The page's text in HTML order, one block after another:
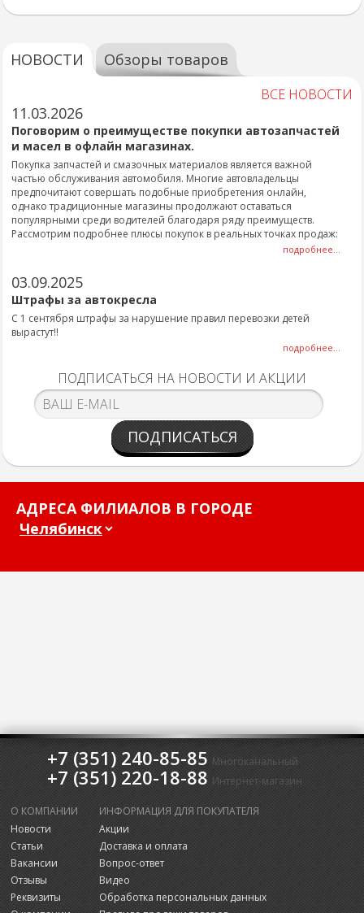
НОВОСТИ Обзоры товаров
ВСЕ НОВОСТИ
11.03.2026
Поговорим о преимуществе покупки автозапчастей
и масел в офлайн магазинах.
Покупка запчастей и смазочных материалов является важной
частью обслуживания автомобиля. Многие автовладельцы
предпочитают совершать подобные приобретения онлайн,
однако традиционные магазины продолжают оставаться
популярными среди водителей благодаря ряду преимуществ.
Рассмотрим подробнее плюсы покупок в реальных точках продаж:
подробнее...
03.09.2025
Штрафы за автокресла
С 1 сентября штрафы за нарушение правил перевозки детей
вырастут!!
подробнее...
ПОДПИСАТЬСЯ НА НОВОСТИ И АКЦИИ
ПОДПИСАТЬСЯ
АДРЕСА ФИЛИАЛОВ В ГОРОДЕ
+7 (351) 240-85-85 Многоканальный
+7 (351) 220-18-88 Интернет-магазин
О КОМПАНИИ
Новости
Статьи
Вакансии
Отзывы
Реквизиты
ИНФОРМАЦИЯ ДЛЯ ПОКУПАТЕЛЯ
Акции
Доставка и оплата
Вопрос-ответ
Видео
Обработка персональных данных